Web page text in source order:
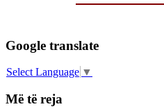
Google translate
Select Language ▼
Më të reja